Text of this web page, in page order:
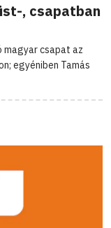
, csapatban
csapat az
egyéniben Tamás